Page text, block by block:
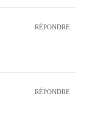
RÉPONDRE
RÉPONDRE